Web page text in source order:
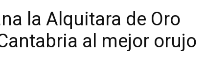
la Alquitara de Oro
al mejor orujo